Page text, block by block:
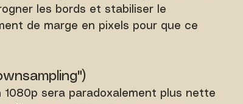
les bords et stabiliser le
de marge en pixels pour que ce
sera paradoxalement plus nette